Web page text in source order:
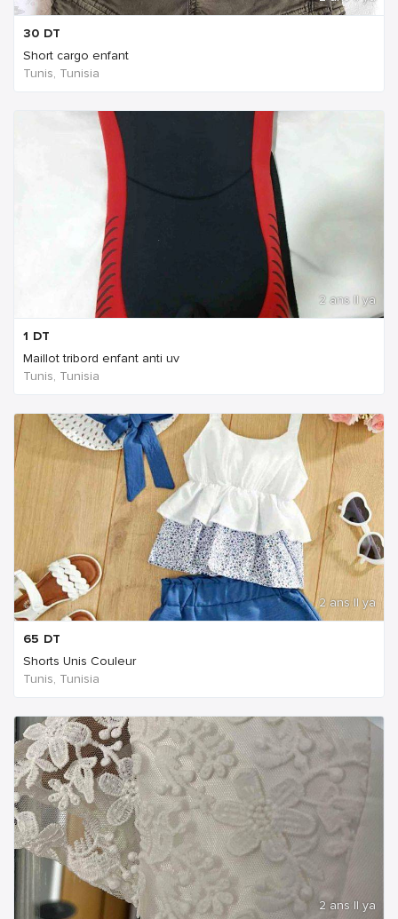
30 DT
Short cargo enfant
Tunis, Tunisia
2 ans Il ya
1 DT
Maillot tribord enfant anti uv
Tunis, Tunisia
2 ans Il ya
65 DT
Shorts Unis Couleur
Tunis, Tunisia
2 ans Il ya